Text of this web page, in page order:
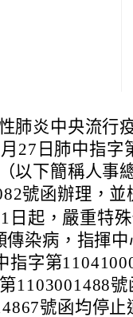
肺炎中央流行
27日肺中指字
以下簡稱人事
號函辦理，
日起，嚴重特
傳染病，指揮
指字第
1103001488
號函均停止